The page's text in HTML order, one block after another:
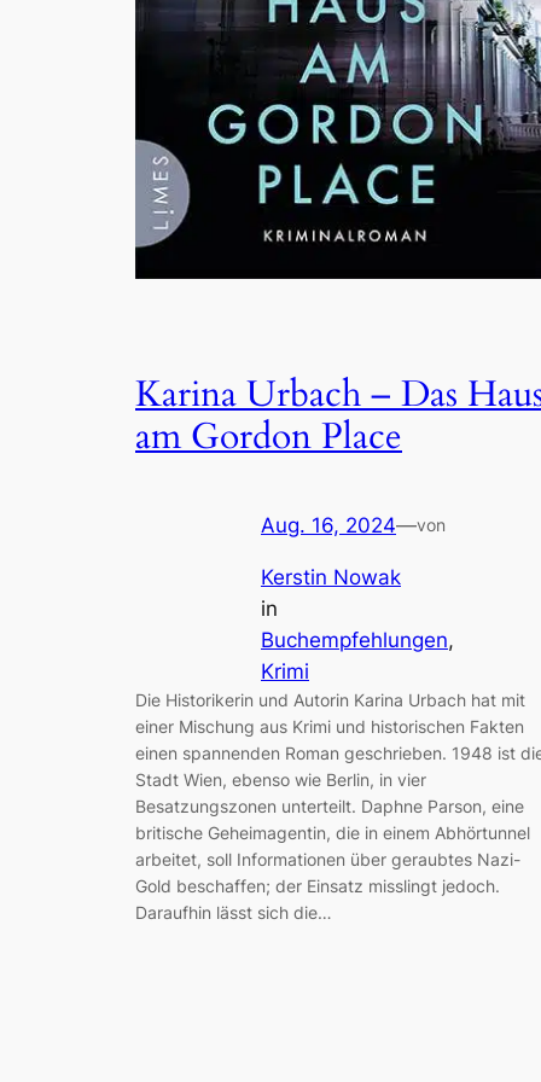
Karina Urbach – Das
am Gordon Place
Aug. 16, 2024—von
Kerstin Nowak
in
Buchempfehlungen
Krimi
Die Historikerin und Autorin Karina Urbach hat mit
einer Mischung aus Krimi und historischen Fakten
einen spannenden Roman geschrieben. 1948 ist
Stadt Wien, ebenso wie Berlin, in vier
Besatzungszonen unterteilt. Daphne Parson, eine
britische Geheimagentin, die in einem Abhörtunnel
arbeitet, soll Informationen über geraubtes Nazi-
Gold beschaffen; der Einsatz misslingt jedoch.
Daraufhin lässt sich die…